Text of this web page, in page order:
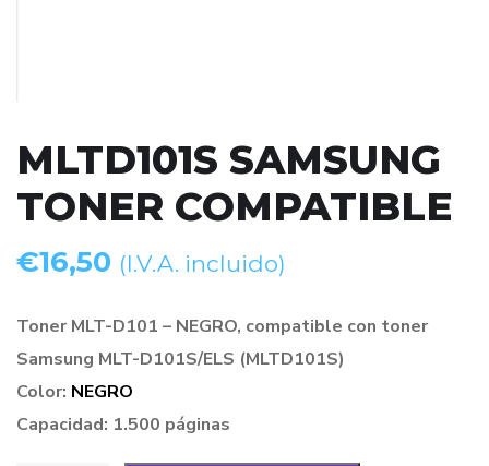
MLTD101S SAMSUNG
TONER COMPATIBLE
€16,50 (I.V.A. incluido)
Toner MLT-D101 – NEGRO, compatible con toner
Samsung MLT-D101S/ELS (MLTD101S)
Color: NEGRO
Capacidad: 1.500 páginas